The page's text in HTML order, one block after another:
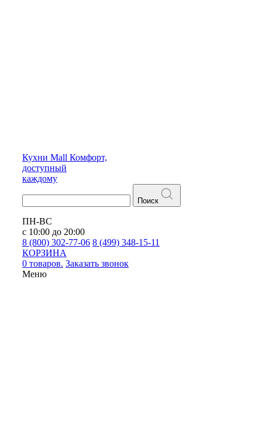
Кухни Mall Комфорт,
доступный
каждому
Поиск
ПН-ВС
с 10:00 до 20:00
8 (800) 302-77-06 8 (499) 348-15-11
КОРЗИНА
0 товаров. Заказать звонок
Меню